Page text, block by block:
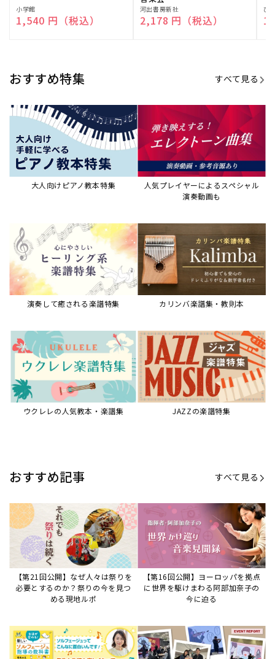
販
売
小学館
通常価格
1,540 円（税込）
販
売
河出書房新社
通常価格
2,178 円（税込）
販
売
ひ
おすすめ特集 すべて見る
大人向けピアノ教本特集
人気プレイヤーによるスペシャル
演奏動画も
演奏して癒される楽譜特集 カリンバ楽譜集・教則本
ウクレレの人気教本・楽譜集 JAZZの楽譜特集
おすすめ記事 すべて見る
【第21回公開】なぜ人々は祭りを
必要とするのか？祭りの今を見つ
める現地ルポ
【第16回公開】ヨーロッパを拠点
に世界を駆けまわる阿部加奈子の
今に迫る